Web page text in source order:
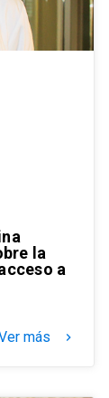
la
a
más keyboard_arrow_right